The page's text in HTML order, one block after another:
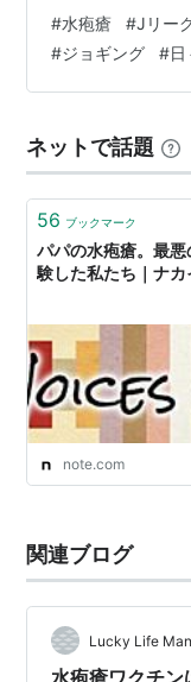
曜日の午後あたり
熱。熱はすぐに下
きました。皮膚科
小さいときに水疱
なので、娘にう
#水疱瘡 #Jリー
#ジョギング #
ネットで話題
56 ブックマーク
パパの水疱瘡。最
験した私たち｜ナ
note.com
関連ブログ
Lucky Life